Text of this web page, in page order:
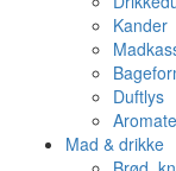
Kander
Duftlys
Mad & drikke